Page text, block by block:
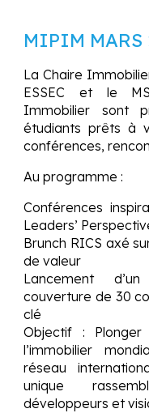
MIPIM MARS
La Chaire
ESSEC et le
Immobilier sont
étudiants prêts à
conférences,
Au programme :
Conférences
Leaders’
Brunch RICS axé
de valeur
Lancement
couverture de 30
clé
Objectif :
l’immobilier
réseau
unique
développeurs et